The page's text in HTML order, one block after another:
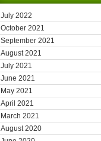
July 2022
October 2021
September 2021
August 2021
July 2021
June 2021
May 2021
April 2021
March 2021
August 2020